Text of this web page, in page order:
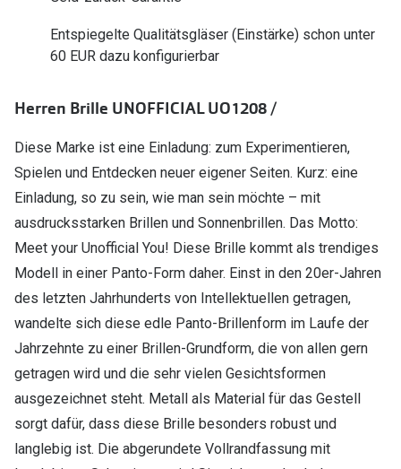
Transitions Gläser
Stellest®-Brillengläser
Zubehör
Brillenbügel
Brillenetuis
Brillenkettchen
Entspiegelte Qualitätsgläser (Einstärke) schon unter
60 EUR dazu konfigurierbar
Herren Brille UNOFFICIAL UO1208 /
Diese Marke ist eine Einladung: zum Experimentieren,
Spielen und Entdecken neuer eigener Seiten. Kurz: eine
Einladung, so zu sein, wie man sein möchte – mit
ausdrucksstarken Brillen und Sonnenbrillen. Das Motto:
Meet your Unofficial You! Diese Brille kommt als trendiges
Modell in einer Panto-Form daher. Einst in den 20er-Jahren
des letzten Jahrhunderts von Intellektuellen getragen,
wandelte sich diese edle Panto-Brillenform im Laufe der
Jahrzehnte zu einer Brillen-Grundform, die von allen gern
getragen wird und die sehr vielen Gesichtsformen
ausgezeichnet steht. Metall als Material für das Gestell
sorgt dafür, dass diese Brille besonders robust und
langlebig ist. Die abgerundete Vollrandfassung mit